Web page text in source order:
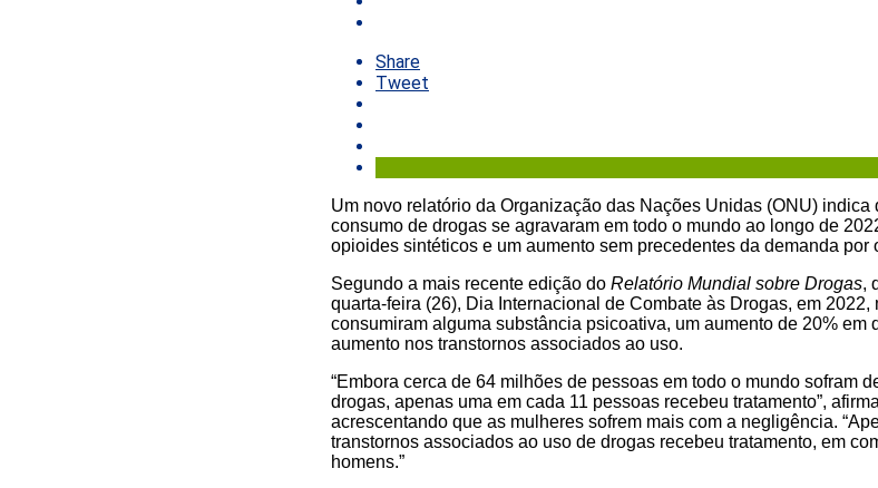
Share
Tweet
Um novo relatório da Organização das Nações Unidas (ONU)
consumo de drogas se agravaram em todo o mundo ao longo de
opioides sintéticos e um aumento sem precedentes da demanda por
Segundo a mais recente edição do Relatório Mundial sobre Drogas,
quarta-feira (26), Dia Internacional de Combate às Drogas, em
consumiram alguma substância psicoativa, um aumento de 20% em
aumento nos transtornos associados ao uso.
“Embora cerca de 64 milhões de pessoas em todo o mundo sofram
drogas, apenas uma em cada 11 pessoas recebeu tratamento”,
acrescentando que as mulheres sofrem mais com a negligência.
transtornos associados ao uso de drogas recebeu tratamento, em
homens.”